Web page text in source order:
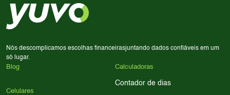
Nós descomplicamos escolhas financeirasjuntando dados confiáveis em um
só lugar.
Blog
Celulares
Calculadoras
Contador de dias